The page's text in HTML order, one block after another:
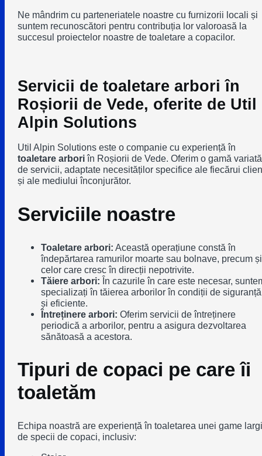
Ne mândrim cu parteneriatele noastre cu furnizorii locali și
suntem recunoscători pentru contribuția lor valoroasă la
succesul proiectelor noastre de toaletare a copacilor.
Servicii de toaletare arbori în
Roșiorii de Vede, oferite de Util
Alpin Solutions
Util Alpin Solutions este o companie cu experiență în
toaletare arboriîn Roșiorii de Vede. Oferim o gamă variată
de servicii, adaptate necesităților specifice ale fiecărui
și ale mediului înconjurător.
Serviciile noastre
Toaletare arbori: Această operațiune constă în
îndepărtarea ramurilor moarte sau bolnave, precum
celor care cresc în direcții nepotrivite.
Tăiere arbori: În cazurile în care este necesar,
specializați în tăierea arborilor în condiții de siguranță
și eficiente.
Întreținere arbori: Oferim servicii de întreținere
periodică a arborilor, pentru a asigura dezvoltarea
sănătoasă a acestora.
Tipuri de copaci pe care îi
toaletăm
Echipa noastră are experiență în toaletarea unei game largi
de specii de copaci, inclusiv: